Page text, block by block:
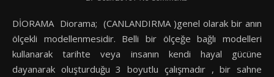
DİORAMA Diorama; (CANLANDIRMA )genel olarak bir anın
ölçekli modellenmesidir. Belli bir ölçeğe bağlı modelleri
kullanarak tarihte veya insanın kendi hayal gücüne
dayanarak oluşturduğu 3 boyutlu çalışmadır , bir sahne